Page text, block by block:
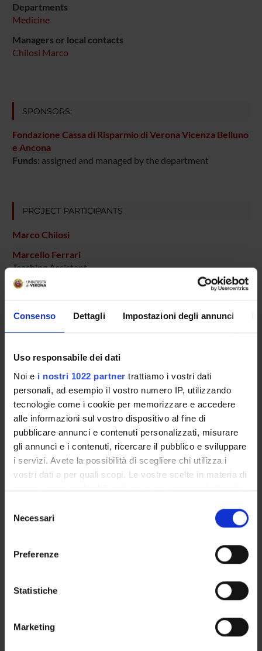
Consenso Dettagli Impostazioni degli annunci
Uso responsabile dei dati
Noi e i nostri 1022 partner trattiamo i vostri dati
personali, ad esempio il vostro numero IP, utilizzando
tecnologie come i cookie per memorizzare e accedere
alle informazioni sul vostro dispositivo al fine di
pubblicare annunci e contenuti personalizzati, misurare
gli annunci e i contenuti, ricercare il pubblico e sviluppare
i servizi. Avete la possibilità di scegliere chi utilizza i
vostri dati e per quali scopi. Le vostre scelte in materia di
privacy sono applicabili solo su questa proprietà digitale
modificare o revocare il proprio consenso in qualsiasi
momento dalla Dichiarazione sui cookie o facendo clic
raccogliere informazioni sulla tua posizione
geografica, con un'approssimazione di qualche
Identificare il tuo dispositivo, scansionandolo
delNecessari
Preferenze
Statistiche
Marketing
Departments
Medicine
Managers or local contacts
Chilosi Marco
SPONSORS:
Fondazione Cassa di Risparmio di Verona Vicenza Belluno
e Ancona
Funds: assigned and managed by the department
PROJECT PARTICIPANTS
Marco Chilosi
Marcello Ferrari
Teaching Assistant
Maurizio Lestani
Serena Pedron
Technical-administrative staff
COLLABORATORI ESTERNI
Venerino Poletti
Azienda Ospedaliera di Forlì
SECTIONS
RESEARCH AREAS